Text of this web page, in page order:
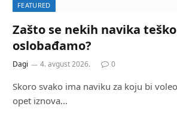
FEATURED
Zašto se nekih navika teško
oslobađamo?
Dagi 4. avgust 2026. 0
Skoro svako ima naviku za koju bi
opet iznova…